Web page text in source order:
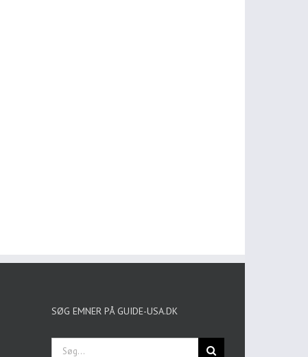
SØG EMNER PÅ GUIDE-USA.DK
Søg